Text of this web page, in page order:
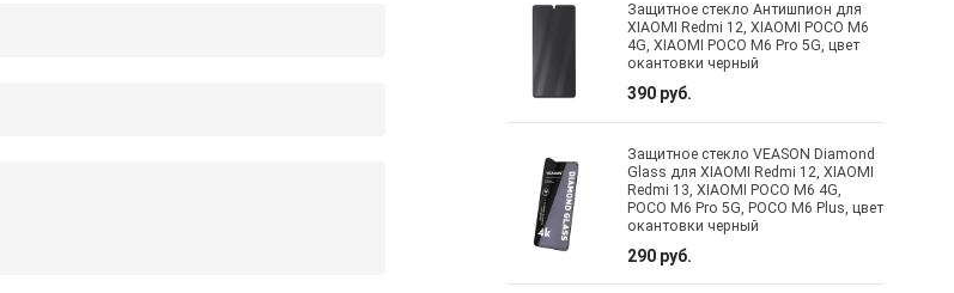
Защитное стекло Антишпион для
XIAOMI Redmi 12, XIAOMI POCO M6
4G, XIAOMI POCO M6 Pro 5G, цвет
окантовки черный
390 руб.
Защитное стекло VEASON Diamond
Glass для XIAOMI Redmi 12, XIAOMI
Redmi 13, XIAOMI POCO M6 4G,
POCO M6 Pro 5G, POCO M6 Plus, цвет
окантовки черный
290 руб.